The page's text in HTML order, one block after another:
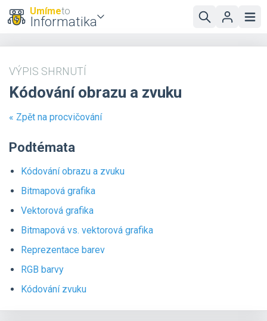
Umímeto
Informatika
VÝPIS SHRNUTÍ
Kódování obrazu a zvuku
« Zpět na procvičování
Podtémata
Kódování obrazu a zvuku
Bitmapová grafika
Vektorová grafika
Bitmapová vs. vektorová grafika
Reprezentace barev
RGB barvy
Kódování zvuku